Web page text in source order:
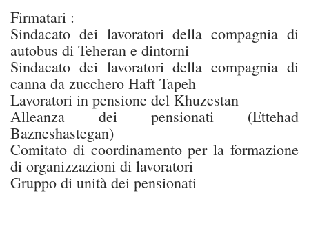
Firmatari :
Sindacato dei lavoratori della compagnia di
autobus di Teheran e dintorni
Sindacato dei lavoratori della compagnia di
canna da zucchero Haft Tapeh
Lavoratori in pensione del Khuzestan
Alleanza dei pensionati (Ettehad
Bazneshastegan)
Comitato di coordinamento per la formazione
di organizzazioni di lavoratori
Gruppo di unità dei pensionati